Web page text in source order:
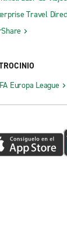
Travel
Europa League